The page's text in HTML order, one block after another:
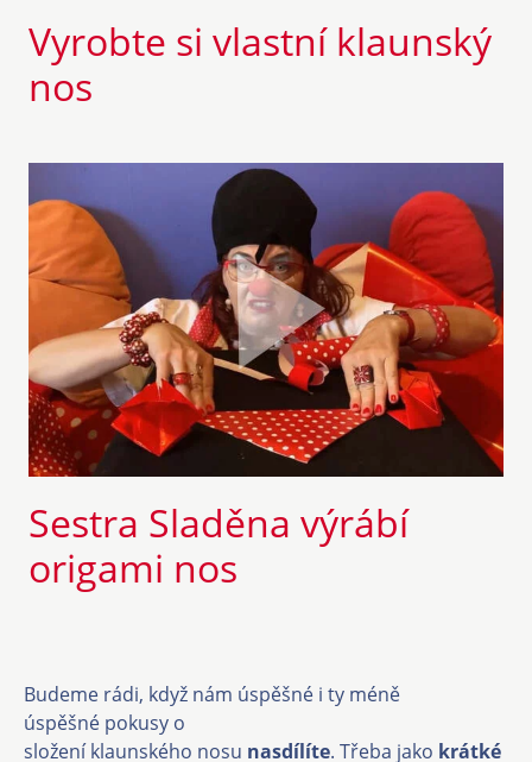
Vyrobte si vlastní klaunský
nos
Sestra Sladěna výrábí
origami nos
Budeme rádi, když nám úspěšné i ty méně
úspěšné pokusy o
složení klaunského nosu nasdílíte. Třeba jako krátké